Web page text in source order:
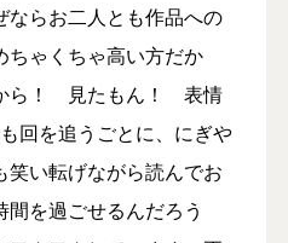
ならお二人とも作品への
ちゃくちゃ高い方だか
ら！ 見たもん！ 表情
回を追うごとに、にぎや
い転げながら読んでお
を過ごせるんだろう